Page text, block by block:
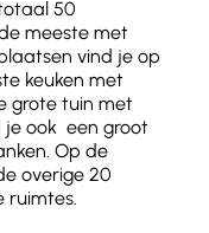
50
meeste met
vind je op
keuken met
grote tuin met
ook een groot
Op de
overige 20
ruimtes.